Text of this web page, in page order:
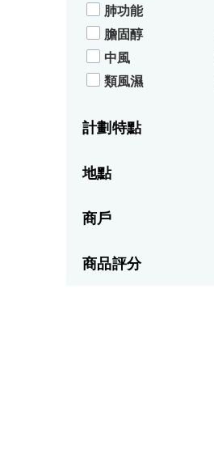
肺功能
膽固醇
中風
類風濕
計劃特點
地點
商戶
商品評分